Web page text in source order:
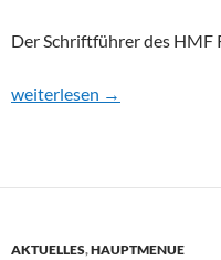
Der Schriftführer des HMF
Flugtag Rott am Inn
weiterlesen →
AKTUELLES,HAUPTMENUE